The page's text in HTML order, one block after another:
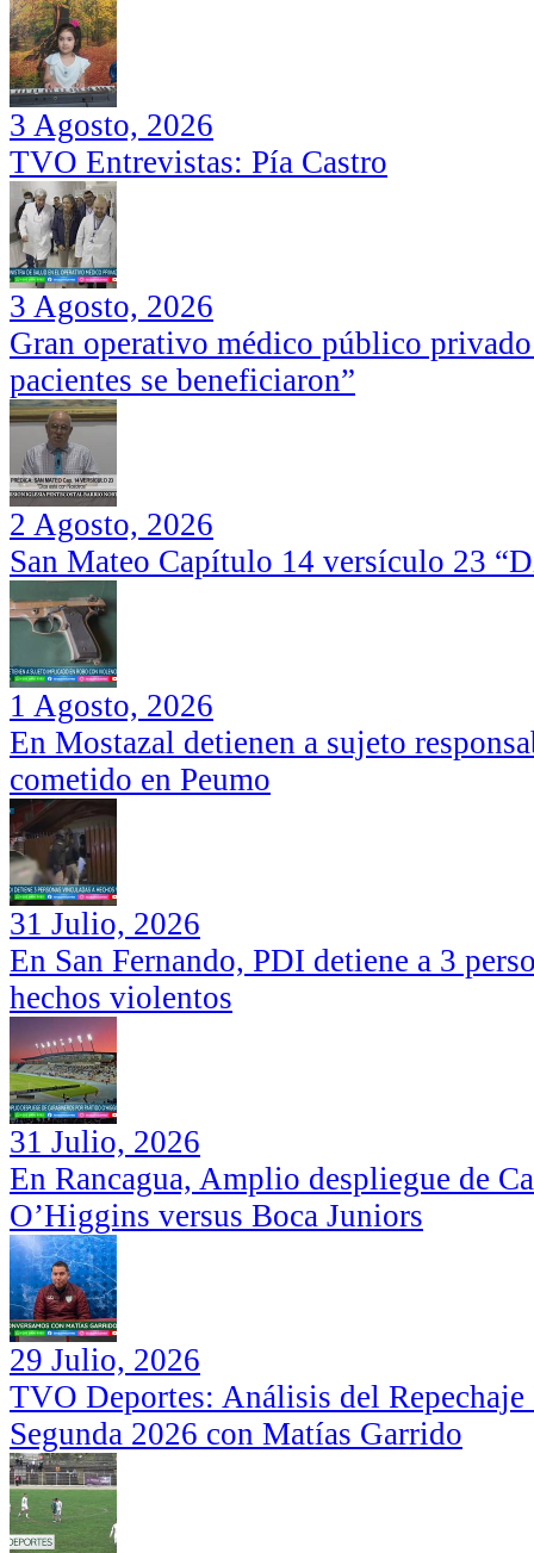
3 Agosto, 2026
TVO Entrevistas: Pía Castro
3 Agosto, 2026
Gran operativo médico público
pacientes se beneficiaron”
2 Agosto, 2026
San Mateo Capítulo 14 versículo 23
1 Agosto, 2026
En Mostazal detienen a sujeto
cometido en Peumo
31 Julio, 2026
En San Fernando, PDI detiene a 3
hechos violentos
31 Julio, 2026
En Rancagua, Amplio despliegue de
O’Higgins versus Boca Juniors
29 Julio, 2026
TVO Deportes: Análisis del
Segunda 2026 con Matías Garrido